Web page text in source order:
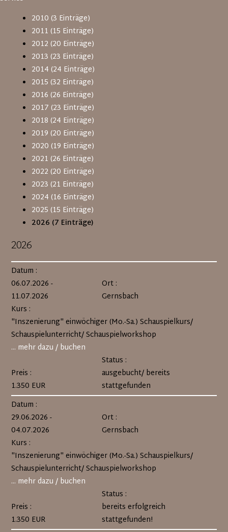
2010 (3 Einträge)
2011 (15 Einträge)
2012 (20 Einträge)
2013 (23 Einträge)
2014 (24 Einträge)
2015 (32 Einträge)
2016 (26 Einträge)
2017 (23 Einträge)
2018 (24 Einträge)
2019 (20 Einträge)
2020 (19 Einträge)
2021 (26 Einträge)
2022 (20 Einträge)
2023 (21 Einträge)
2024 (16 Einträge)
2025 (15 Einträge)
2026 (7 Einträge)
2026
Datum :
06.07.2026 -
11.07.2026
Ort :
Gernsbach
Kurs :
"Inszenierung" einwöchiger (Mo.-Sa.) Schauspielkurs/
Schauspielunterricht/ Schauspielworkshop
... mehr dazu / buchen
Preis :
1.350 EUR
Status :
ausgebucht/ bereits
stattgefunden
Datum :
29.06.2026 -
04.07.2026
Ort :
Gernsbach
Kurs :
"Inszenierung" einwöchiger (Mo.-Sa.) Schauspielkurs/
Schauspielunterricht/ Schauspielworkshop
... mehr dazu / buchen
Preis :
1.350 EUR
Status :
bereits erfolgreich
stattgefunden!